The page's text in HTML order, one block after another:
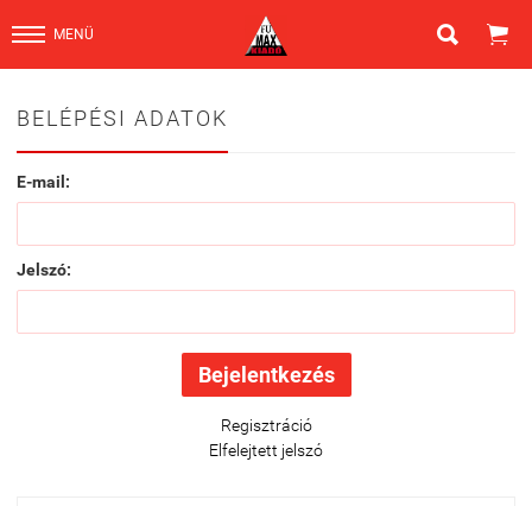
MENÜ  
BELÉPÉSI ADATOK
E-mail:
Jelszó:
Regisztráció
Elfelejtett jelszó